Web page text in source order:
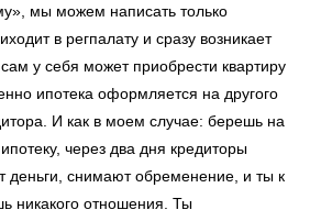
мы можем написать только
в регпалату и сразу возникает
у себя может приобрести квартиру
ипотека оформляется на другого
И как в моем случае: берешь на
через два дня кредиторы
деньги, снимают обременение, и ты к
никакого отношения. Ты